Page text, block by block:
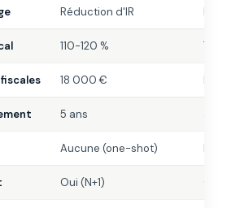
Réduction d'IR
110-120 % TMI
18 000 € Hors
5 ans
Aucune (one-shot)
Oui (N+1)